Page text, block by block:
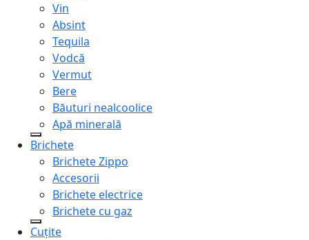
Vin
Absint
Tequila
Vodcă
Vermut
Bere
Băuturi nealcoolice
Apă minerală
Brichete
Brichete Zippo
Accesorii
Brichete electrice
Brichete cu gaz
Cuțite